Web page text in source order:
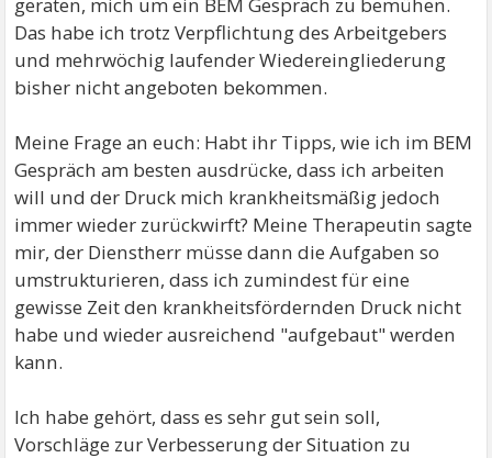
Das habe ich trotz Verpflichtung des Arbeitgebers
und mehrwöchig laufender Wiedereingliederung
bisher nicht angeboten bekommen.
Meine Frage an euch: Habt ihr Tipps, wie ich im BEM
Gespräch am besten ausdrücke, dass ich arbeiten
will und der Druck mich krankheitsmäßig jedoch
immer wieder zurückwirft? Meine Therapeutin sagte
mir, der Dienstherr müsse dann die Aufgaben so
umstrukturieren, dass ich zumindest für eine
gewisse Zeit den krankheitsfördernden Druck nicht
habe und wieder ausreichend "aufgebaut" werden
kann.
Ich habe gehört, dass es sehr gut sein soll,
Vorschläge zur Verbesserung der Situation zu